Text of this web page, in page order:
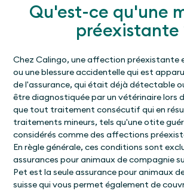
Qu'est-ce qu'une
préexistante
Chez Calingo, une affection préexistante
ou une blessure accidentelle qui est
de l'assurance, qui était déjà détectable
être diagnostiquée par un vétérinaire lors
que tout traitement consécutif qui en
traitements mineurs, tels qu'une otite
considérés comme des affections
En règle générale, ces conditions sont
assurances pour animaux de compagnie
Pet est la seule assurance pour animaux
suisse qui vous permet également de